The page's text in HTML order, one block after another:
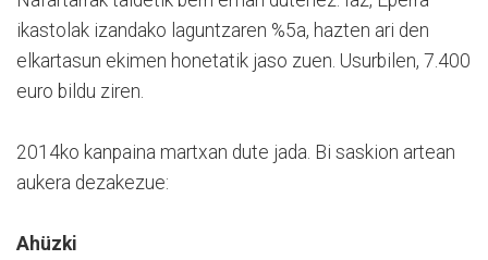
ikastolak izandako laguntzaren %5a, hazten ari den
elkartasun ekimen honetatik jaso zuen. Usurbilen, 7.400
euro bildu ziren.
2014ko kanpaina martxan dute jada. Bi saskion artean
aukera dezakezue:
Ahüzki